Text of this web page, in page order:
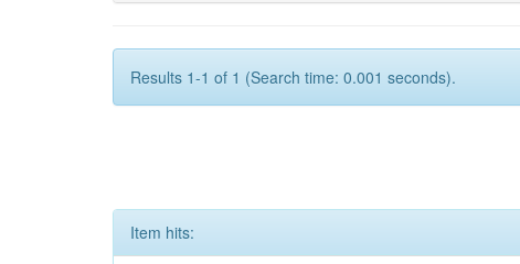
Results 1-1 of 1 (Search time: 0.001 seconds).
Item hits: